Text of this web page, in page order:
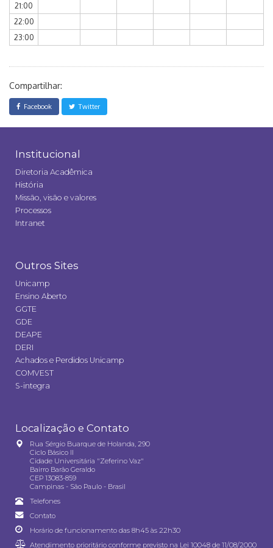
21:00
22:00
23:00
Compartilhar:
Facebook Twitter
Institucional
Diretoria Acadêmica
História
Missão, visão e valores
Processos
Intranet
Outros Sites
Unicamp
Ensino Aberto
GGTE
GDE
DEAPE
DERI
Achados e Perdidos Unicamp
COMVEST
S-integra
Localização e Contato
Rua Sérgio Buarque de Holanda, 290
Ciclo Básico II
Cidade Universitária "Zeferino Vaz"
Bairro Barão Geraldo
CEP 13083-859
Campinas - São Paulo - Brasil
Telefones
Contato
Horário de funcionamento das 8h45 às 22h30
Atendimento prioritário conforme previsto na Lei 10048 de 11/08/2000